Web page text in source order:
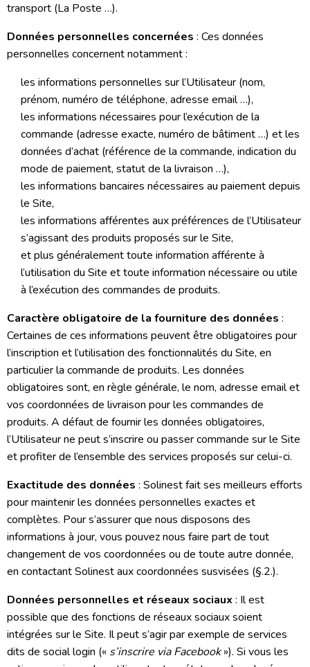
transport (La Poste …).
Données personnelles concernées : Ces données
personnelles concernent notamment :
les informations personnelles sur l’Utilisateur (nom,
prénom, numéro de téléphone, adresse email …),
les informations nécessaires pour l’exécution de la
commande (adresse exacte, numéro de bâtiment …) et les
données d’achat (référence de la commande, indication du
mode de paiement, statut de la livraison …),
les informations bancaires nécessaires au paiement depuis
le Site,
les informations afférentes aux préférences de l’Utilisateur
s’agissant des produits proposés sur le Site,
et plus généralement toute information afférente à
l’utilisation du Site et toute information nécessaire ou utile
à l’exécution des commandes de produits.
Caractère obligatoire de la fourniture des données :
Certaines de ces informations peuvent être obligatoires pour
l’inscription et l’utilisation des fonctionnalités du Site, en
particulier la commande de produits. Les données
obligatoires sont, en règle générale, le nom, adresse email et
vos coordonnées de livraison pour les commandes de
produits. A défaut de fournir les données obligatoires,
l’Utilisateur ne peut s’inscrire ou passer commande sur le Site
et profiter de l’ensemble des services proposés sur celui-ci.
Exactitude des données : Solinest fait ses meilleurs efforts
pour maintenir les données personnelles exactes et
complètes. Pour s’assurer que nous disposons des
informations à jour, vous pouvez nous faire part de tout
changement de vos coordonnées ou de toute autre donnée,
en contactant Solinest aux coordonnées susvisées (§.2.).
Données personnelles et réseaux sociaux : Il est
possible que des fonctions de réseaux sociaux soient
intégrées sur le Site. Il peut s’agir par exemple de services
dits de social login (« s’inscrire via Facebook»). Si vous les